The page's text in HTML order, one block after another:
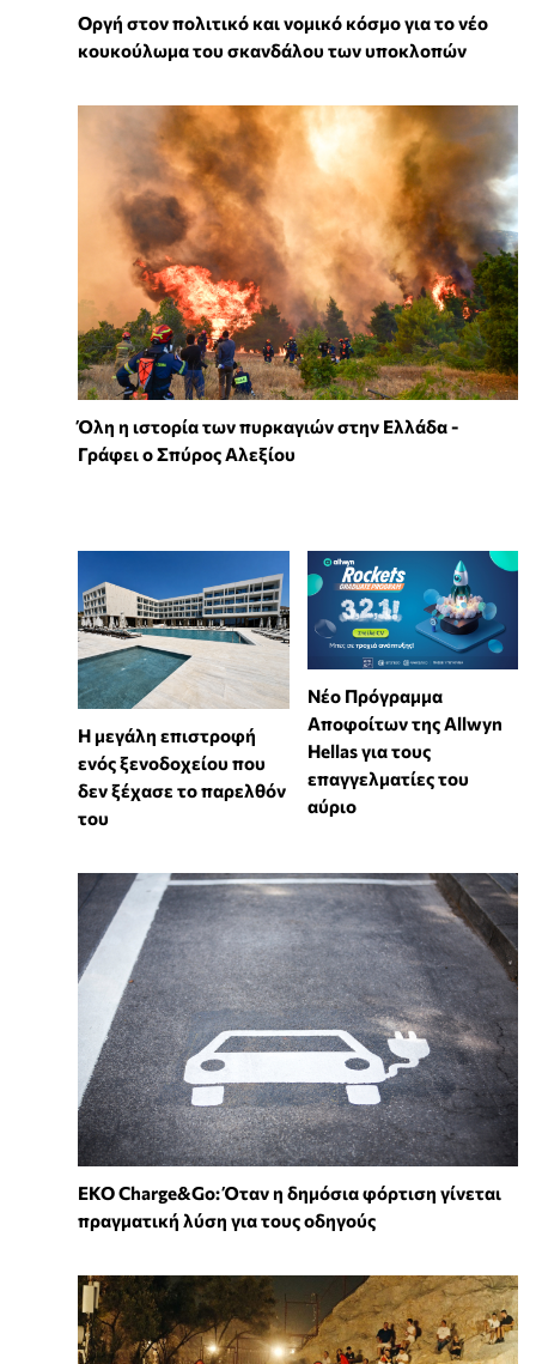
Οργή στον πολιτικό και νομικό κόσμο για το νέο
κουκούλωμα του σκανδάλου των υποκλοπών
Όλη η ιστορία των πυρκαγιών στην Ελλάδα -
Γράφει ο Σπύρος Αλεξίου
Η μεγάλη επιστροφή
ενός ξενοδοχείου που
δεν ξέχασε το παρελθόν
του
Νέο Πρόγραμμα
Αποφοίτων της Allwyn
Hellas για τους
επαγγελματίες του
αύριο
EKO Charge&Go: Όταν η δημόσια φόρτιση γίνεται
πραγματική λύση για τους οδηγούς